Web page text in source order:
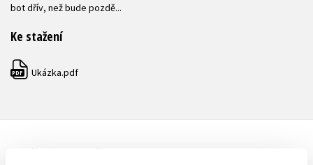
bot dřív, než bude pozdě...
Ke stažení
PDF Ukázka.pdf